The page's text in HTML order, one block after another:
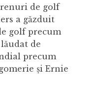
de golf
a găzduit
golf precum
de
precum
și Ernie